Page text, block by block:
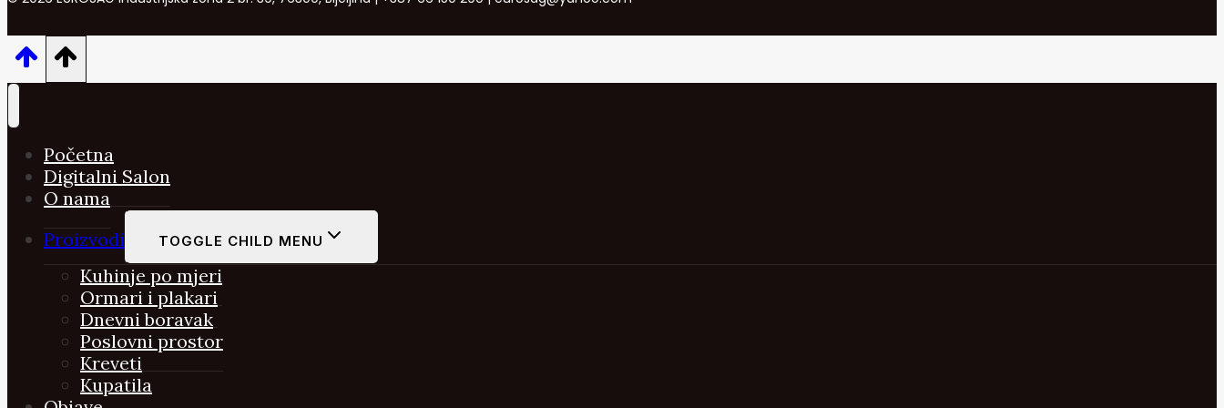
Početna
Digitalni Salon
O nama
Proizvodi
TOGGLE CHILD MENU
Kuhinje po mjeri
Ormari i plakari
Dnevni boravak
Poslovni prostor
Kreveti
Kupatila